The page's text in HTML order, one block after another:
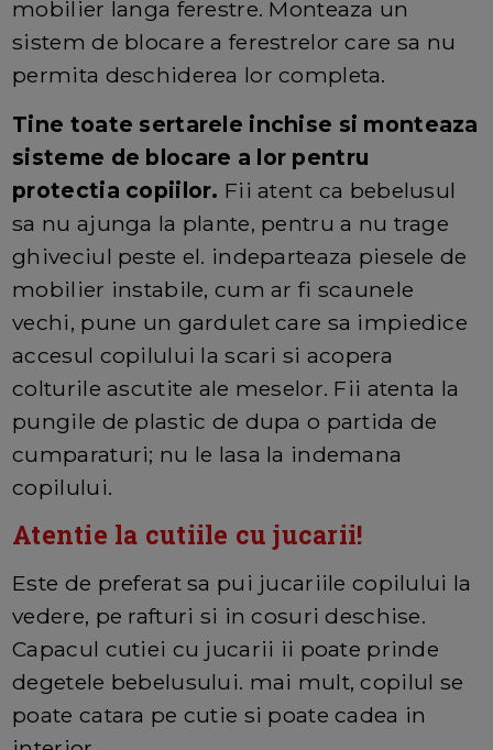
mobilier langa ferestre. Monteaza un
sistem de blocare a ferestrelor care sa nu
permita deschiderea lor completa.
Tine toate sertarele inchise si monteaza
sisteme de blocare a lor pentru
protectia copiilor. Fii atent ca bebelusul
sa nu ajunga la plante, pentru a nu trage
ghiveciul peste el. indeparteaza piesele de
mobilier instabile, cum ar fi scaunele
vechi, pune un gardulet care sa impiedice
accesul copilului la scari si acopera
colturile ascutite ale meselor. Fii atenta la
pungile de plastic de dupa o partida de
cumparaturi; nu le lasa la indemana
copilului.
Atentie la cutiile cu jucarii!
Este de preferat sa pui jucariile copilului la
vedere, pe rafturi si in cosuri deschise.
Capacul cutiei cu jucarii ii poate prinde
degetele bebelusului. mai mult, copilul se
poate catara pe cutie si poate cadea in